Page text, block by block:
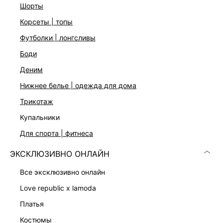
шорты
корсеты | топы
футболки | лонгсливы
боди
деним
нижнее белье | одежда для дома
трикотаж
купальники
для спорта | фитнеса
ЭКСКЛЮЗИВНО ОНЛАЙН
все эксклюзивно онлайн
love republic x lamoda
платья
костюмы
Открытая линия плеч
Застежка на скрытую молнию на спинке
Цвет: черный
На модели размер 44. Крой модели соответствует
стандартному размеру
ДОСТАВКА И ВОЗВРАТ
Скачать
в AppStore